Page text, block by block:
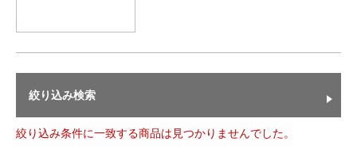
絞り込み検索
絞り込み条件に一致する商品は見つかりませんでした。